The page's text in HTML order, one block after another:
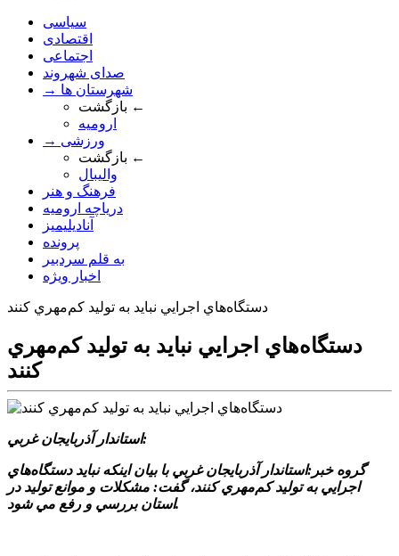
سیاسی
اقتصادی
اجتماعی
صدای شهروند
→ شهرستان ها
بازگشت ←
ارومیه
→ ورزشی
بازگشت ←
والیبال
فرهنگ و هنر
دریاچه ارومیه
آنادیلیمیز
پرونده
به قلم سردبیر
اخبار ویژه
دستگاه‌هاي اجرايي نبايد به توليد کم‌مهري کنند
دستگاه‌هاي اجرايي نبايد به توليد کم‌مهري
کنند
استاندار آذربايجان غربي:
گروه خبر:استاندار آذربايجان غربي با بيان اينکه نبايد دستگاه‌هاي
اجرايي به توليد کم‌مهري کنند، گفت: مشکلات و موانع توليد در
استان بررسي و رفع مي شود.